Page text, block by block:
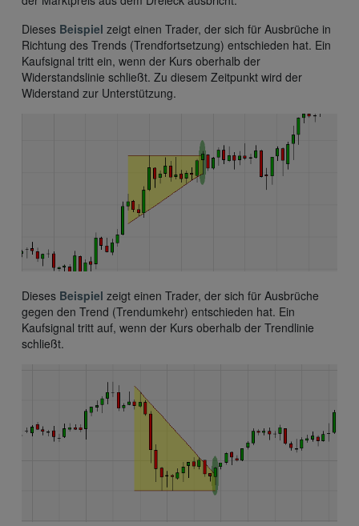
Dieses Beispiel zeigt einen Trader, der sich für Ausbrüche in
Richtung des Trends (Trendfortsetzung) entschieden hat. Ein
Kaufsignal tritt ein, wenn der Kurs oberhalb der
Widerstandslinie schließt. Zu diesem Zeitpunkt wird der
Widerstand zur Unterstützung.
Dieses Beispiel zeigt einen Trader, der sich für Ausbrüche
gegen den Trend (Trendumkehr) entschieden hat. Ein
Kaufsignal tritt auf, wenn der Kurs oberhalb der Trendlinie
schließt.